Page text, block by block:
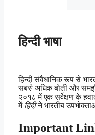
हिन्दी भाषा
हिन्दी संवैधानिक रूप से
सबसे अधिक बोली और
२०१८ में एक सर्वेक्षण के
में हिंदीने भारतीय
Important